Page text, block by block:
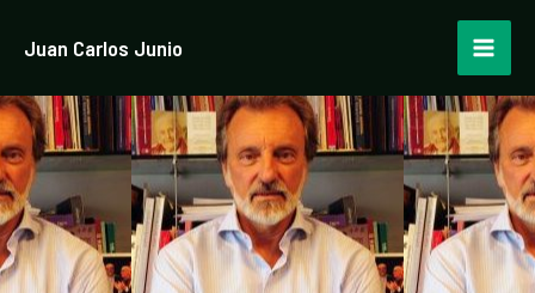
Juan Carlos Junio
de